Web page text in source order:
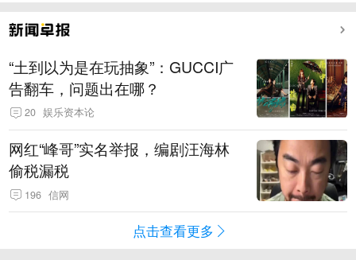
“土到以为是在玩抽象”：GUCCI广
告翻车，问题出在哪？
20 娱乐资本论
网红“峰哥”实名举报，编剧汪海林
偷税漏税
196 信网
点击查看更多